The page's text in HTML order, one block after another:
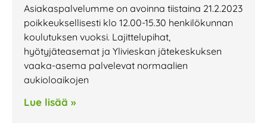
Asiakaspalvelumme on avoinna tiistaina 21.2.2023
poikkeuksellisesti klo 12.00-15.30 henkilökunnan
koulutuksen vuoksi. Lajittelupihat,
hyötyjäteasemat ja Ylivieskan jätekeskuksen
vaaka-asema palvelevat normaalien
aukioloaikojen
Lue lisää »